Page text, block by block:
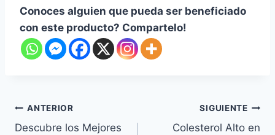
Conoces alguien que pueda ser beneficiado
con este producto? Compartelo!
ANTERIOR
Descubre los Mejores
SIGUIENTE
Colesterol Alto en